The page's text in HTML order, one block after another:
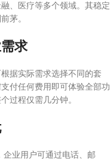
、医疗等多个领域。其稳定
茅。
求
据实际需求选择不同的套
付任何费用即可体验全部功
过程仅需几分钟。
企业用户可通过电话、邮